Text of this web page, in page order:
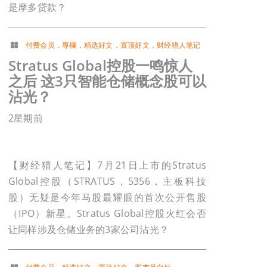
是摩多贷款？
付费会员 ，專欄 ， 精选好文 ， 置顶好文 ， 财经猎人笔记
Stratus Global控股一鸣惊人
之后 这3只智能仓储概念股可以
沾光？
2星期前
【财经猎人笔记】7月21日上市的Stratus
Global控股（STRATUS，5356，主板科技
股）无疑是今年马股最耀眼的首次公开售股
（IPO）新星。Stratus Global控股火红会否
让同样涉及仓储业务的3家公司沾光？